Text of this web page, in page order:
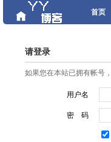
首页
请登录
如果您在本站已拥有帐号
用户名
密 码